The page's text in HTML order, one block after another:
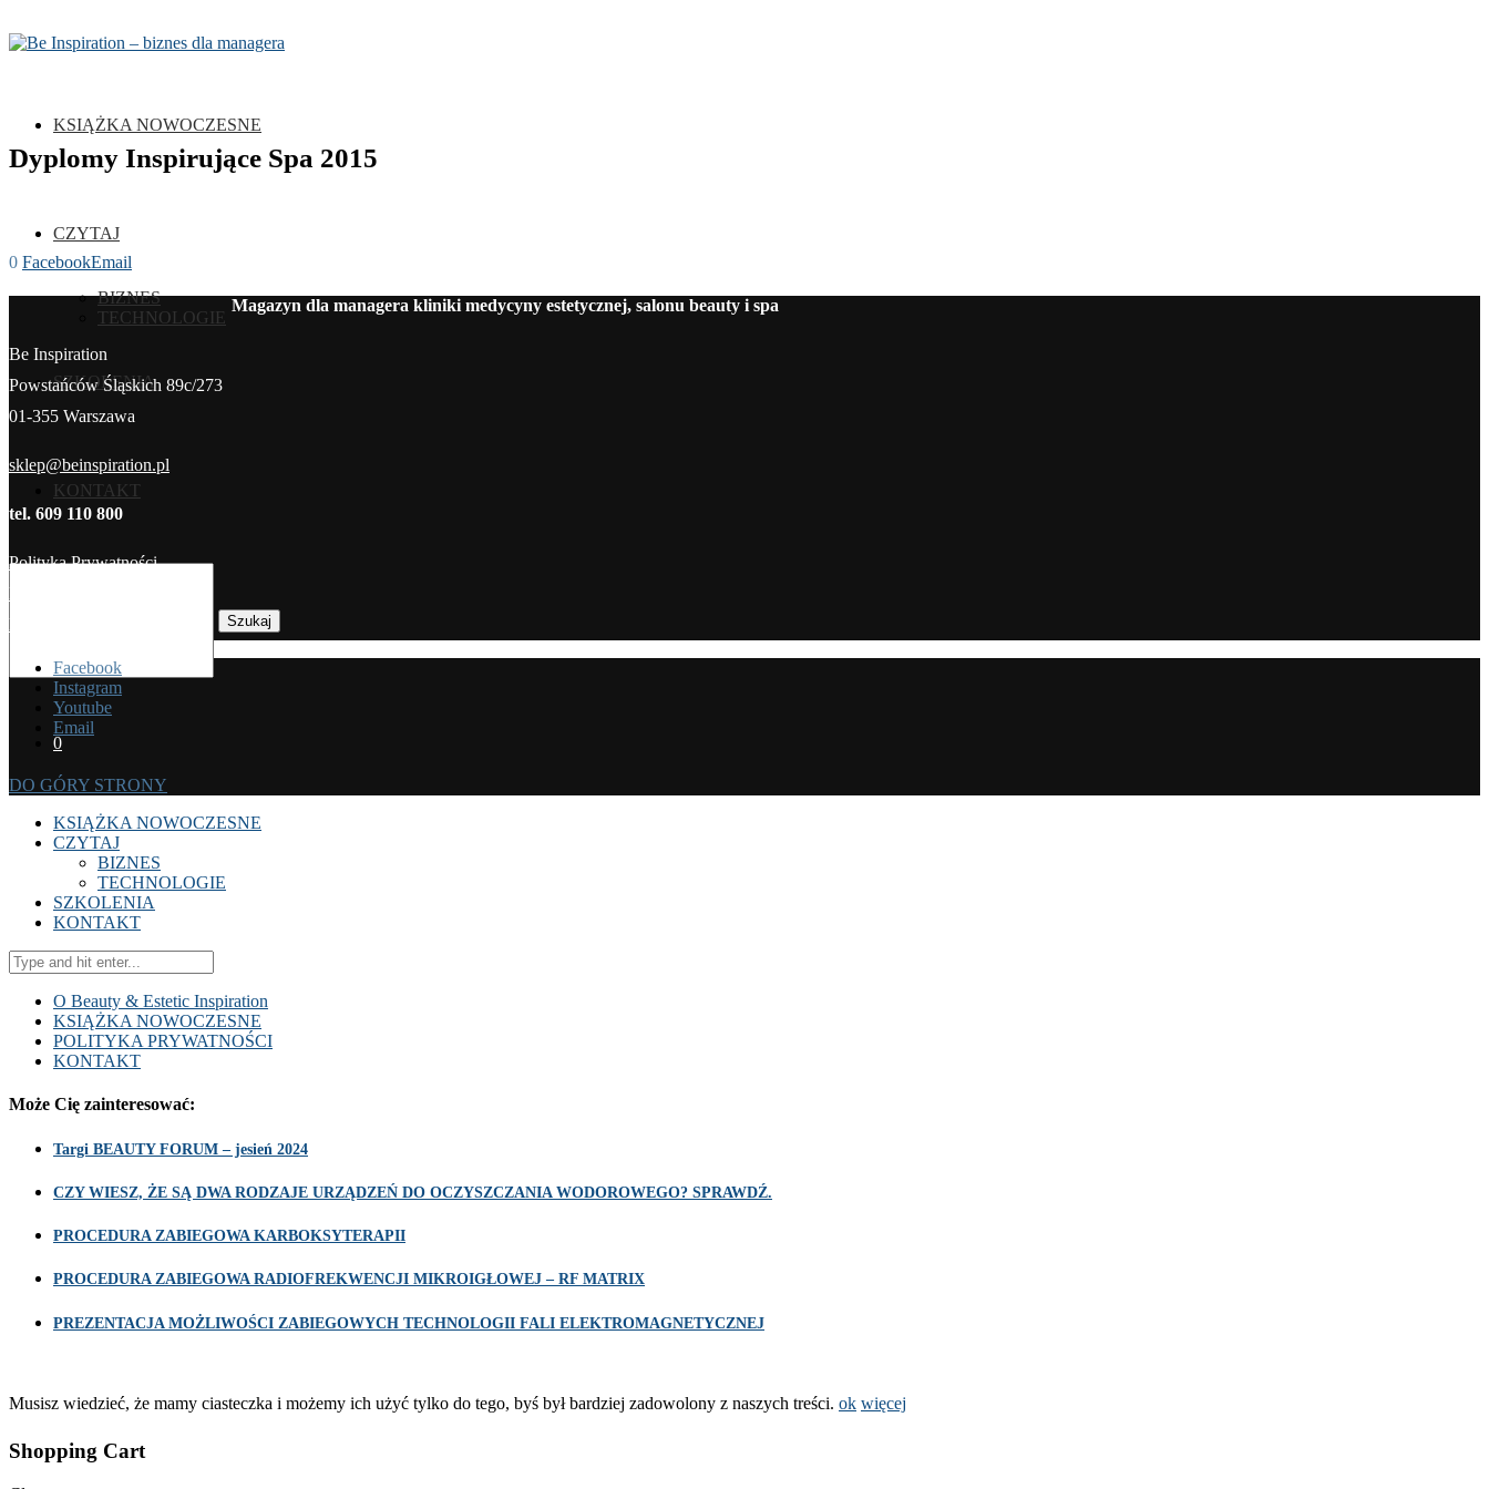
KSIĄŻKA NOWOCZESNE
CZYTAJ
BIZNES
TECHNOLOGIE
SZKOLENIA
KONTAKT
Szukaj
0
Dyplomy Inspirujące Spa 2015
0 FacebookEmail
Magazyn dla managera kliniki medycyny estetycznej, salonu beauty i spa
Be Inspiration
Powstańców Śląskich 89c/273
01-355 Warszawa
sklep@beinspiration.pl
tel. 609 110 800
Polityka Prywatności
Regulamin sprzedaży
Koszty dostawy
Facebook
Instagram
Youtube
Email
DO GÓRY STRONY
KSIĄŻKA NOWOCZESNE
CZYTAJ
BIZNES
TECHNOLOGIE
SZKOLENIA
KONTAKT
O Beauty & Estetic Inspiration
KSIĄŻKA NOWOCZESNE
POLITYKA PRYWATNOŚCI
KONTAKT
Może Cię zainteresować:
Targi BEAUTY FORUM – jesień 2024
CZY WIESZ, ŻE SĄ DWA RODZAJE URZĄDZEŃ DO OCZYSZCZANIA WODOROWEGO? SPRAWDŹ.
PROCEDURA ZABIEGOWA KARBOKSYTERAPII
PROCEDURA ZABIEGOWA RADIOFREKWENCJI MIKROIGŁOWEJ – RF MATRIX
PREZENTACJA MOŻLIWOŚCI ZABIEGOWYCH TECHNOLOGII FALI ELEKTROMAGNETYCZNEJ
Musisz wiedzieć, że mamy ciasteczka i możemy ich użyć tylko do tego, byś był bardziej zadowolony z naszych treści. ok więcej
Shopping Cart